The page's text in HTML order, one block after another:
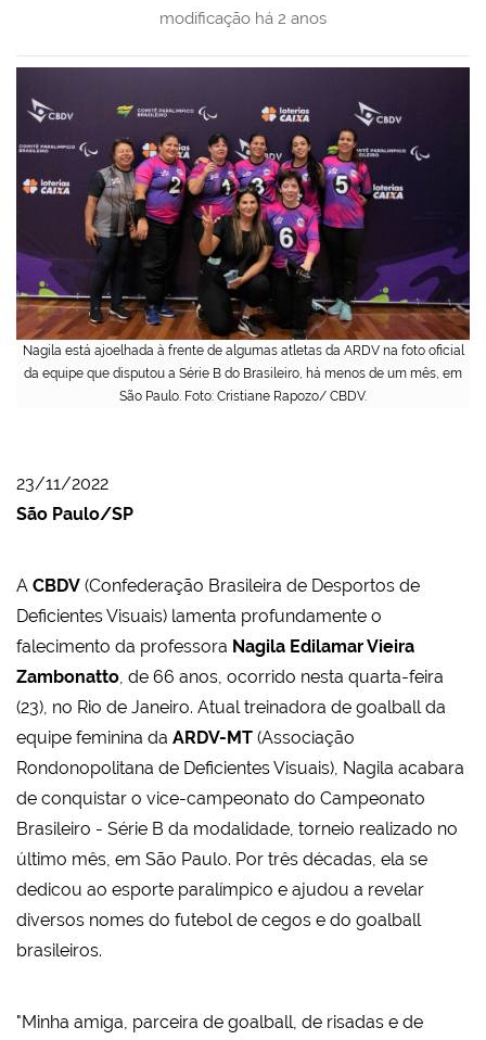
Nagila está ajoelhada à frente de algumas atletas da ARDV na foto oficial
da equipe que disputou a Série B do Brasileiro, há menos de um mês, em
São Paulo. Foto: Cristiane Rapozo/ CBDV.
modificação há 2 anos
23/11/2022
São Paulo/SP
A CBDV (Confederação Brasileira de Desportos de
Deficientes Visuais) lamenta profundamente o
falecimento da professora Nagila Edilamar Vieira
Zambonatto, de 66 anos, ocorrido nesta quarta-feira
(23), no Rio de Janeiro. Atual treinadora de goalball da
equipe feminina da ARDV-MT (Associação
Rondonopolitana de Deficientes Visuais), Nagila acabara
de conquistar o vice-campeonato do Campeonato
Brasileiro - Série B da modalidade, torneio realizado no
último mês, em São Paulo. Por três décadas, ela se
dedicou ao esporte paralímpico e ajudou a revelar
diversos nomes do futebol de cegos e do goalball
brasileiros.
"Minha amiga, parceira de goalball, de risadas e de